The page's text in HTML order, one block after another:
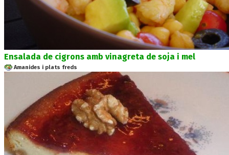
Ensalada de cigrons amb vinagreta de soja i mel
Amanides i plats freds